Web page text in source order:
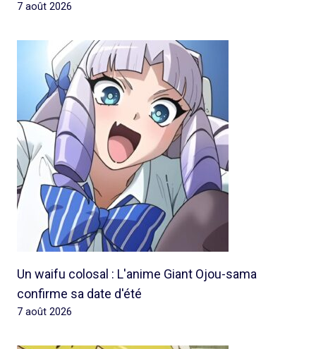
7 août 2026
Un waifu colosal : L'anime Giant Ojou-sama
confirme sa date d'été
7 août 2026